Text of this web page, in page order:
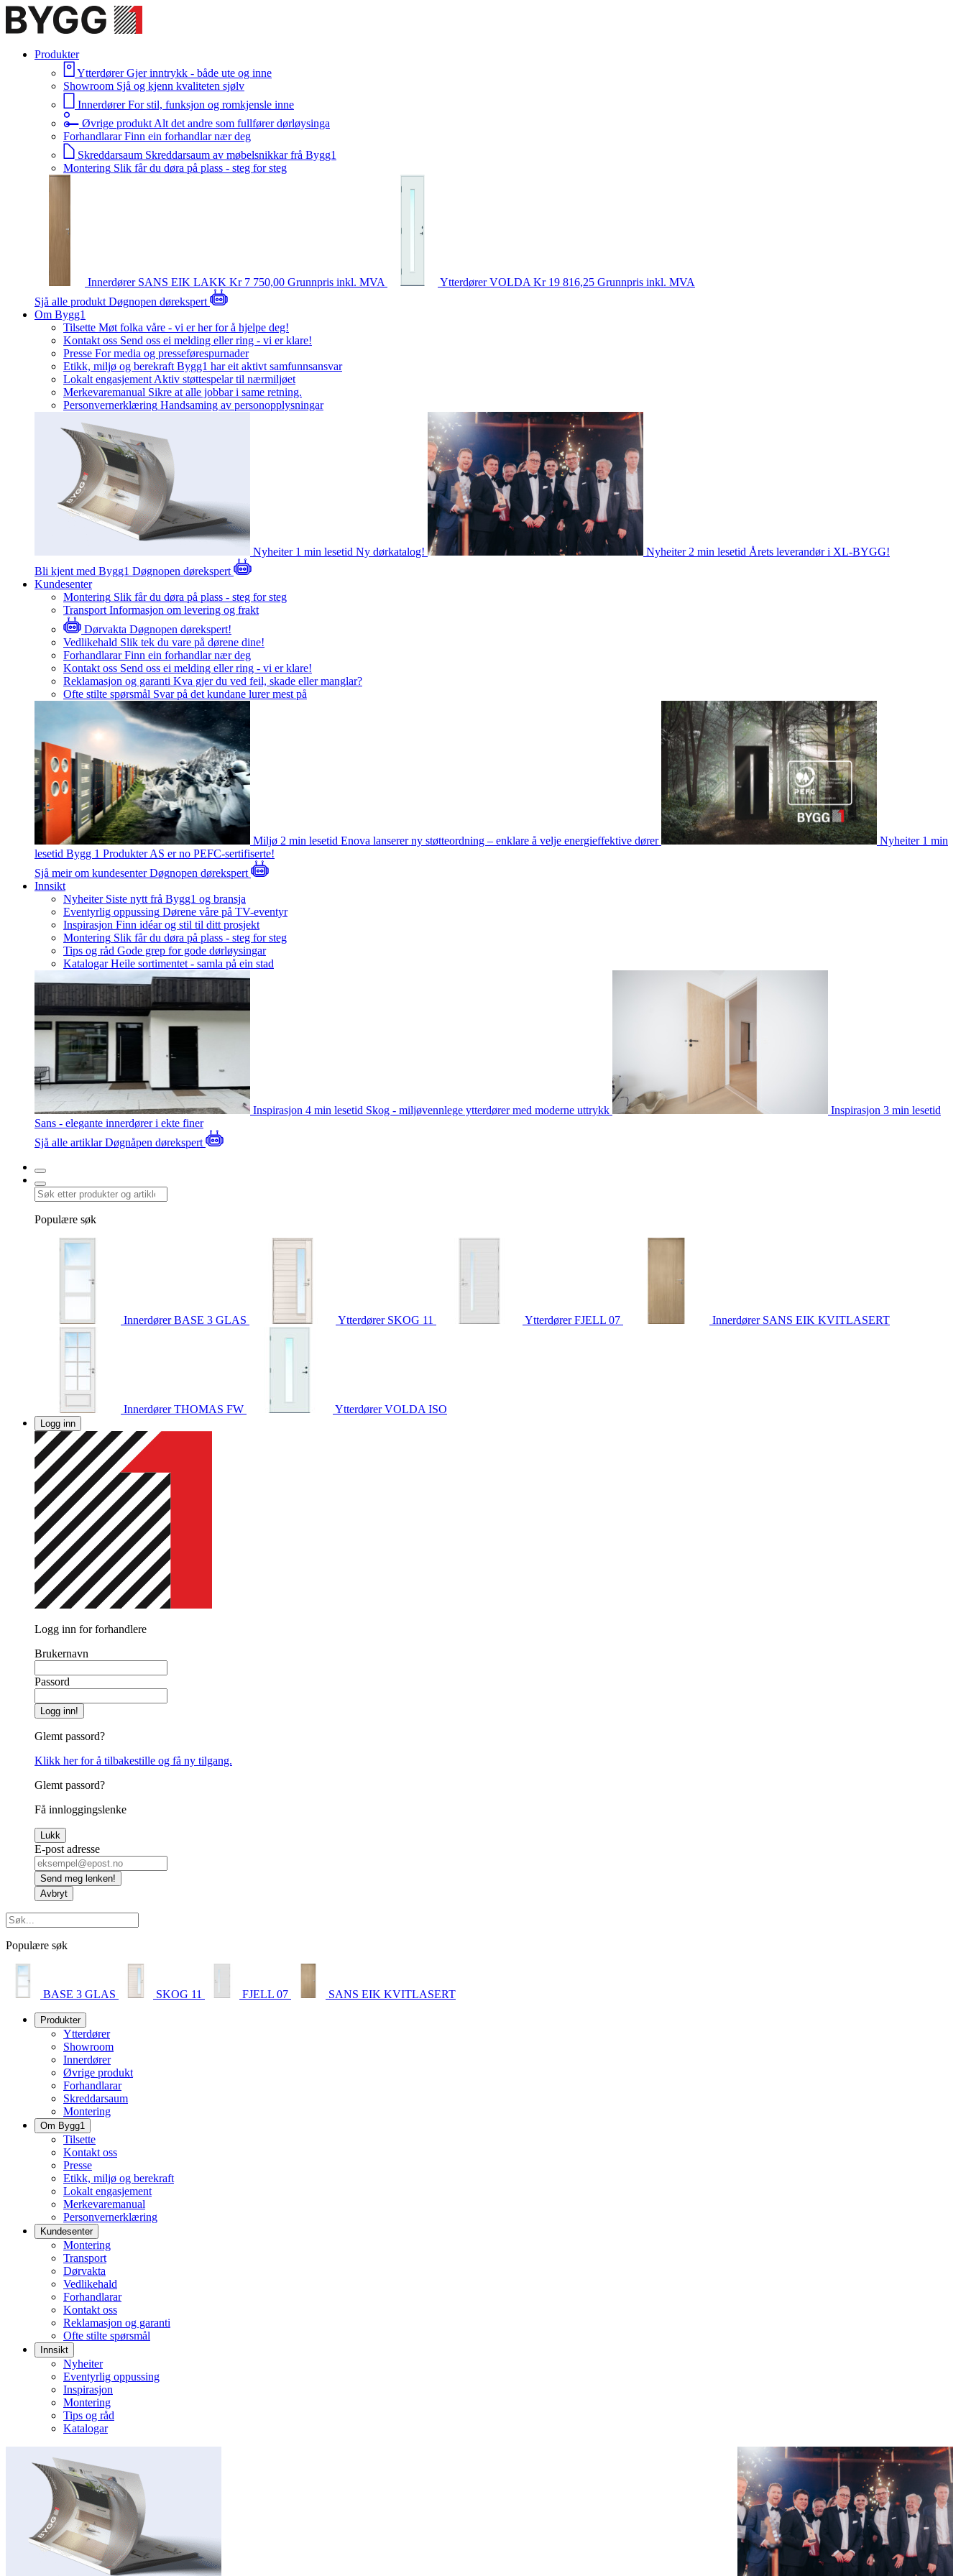
Produkter
Ytterdører Gjer inntrykk - både ute og inne
Showroom Sjå og kjenn kvaliteten sjølv
Innerdører For stil, funksjon og romkjensle inne
Øvrige produkt Alt det andre som fullfører dørløysinga
Forhandlarar Finn ein forhandlar nær deg
Skreddarsaum Skreddarsaum av møbelsnikkar frå Bygg1
Montering Slik får du døra på plass - steg for steg
Innerdører SANS EIK LAKK Kr 7 750,00 Grunnpris inkl. MVA YtterdørerVOLDA Kr 19 816,25 Grunnpris inkl. MVA
Sjå alle produkt Døgnopen dørekspert
Om Bygg1
Tilsette Møt folka våre - vi er her for å hjelpe deg!
Kontakt oss Send oss ei melding eller ring - vi er klare!
Presse For media og presseførespurnader
Etikk, miljø og berekraft Bygg1 har eit aktivt samfunnsansvar
Lokalt engasjement Aktiv støttespelar til nærmiljøet
Merkevaremanual Sikre at alle jobbar i same retning.
Personvernerklæring Handsaming av personopplysningar
Nyheiter 1 min lesetid Ny dørkatalog! Nyheiter 2 min lesetid Årets leverandør i XL-BYGG!
Bli kjent med Bygg1 Døgnopen dørekspert
Kundesenter
Montering Slik får du døra på plass - steg for steg
Transport Informasjon om levering og frakt
Dørvakta Døgnopen dørekspert!
Vedlikehald Slik tek du vare på dørene dine!
Forhandlarar Finn ein forhandlar nær deg
Kontakt oss Send oss ei melding eller ring - vi er klare!
Reklamasjon og garanti Kva gjer du ved feil, skade eller manglar?
Ofte stilte spørsmål Svar på det kundane lurer mest på
Miljø 2 min lesetid Enova lanserer ny støtteordning – enklare å velje energieffektive dører Nyheiter 1 min
lesetid Bygg 1 Produkter AS er no PEFC-sertifiserte!
Sjå meir om kundesenterDøgnopen dørekspert
Innsikt
Nyheiter Siste nytt frå Bygg1 og bransja
Eventyrlig oppussing Dørene våre på TV-eventyr
Inspirasjon Finn idéar og stil til ditt prosjekt
Montering Slik får du døra på plass - steg for steg
Tips og råd Gode grep for gode dørløysingar
Katalogar Heile sortimentet - samla på ein stad
Inspirasjon 4 min lesetid Skog - miljøvennlege ytterdører med moderne uttrykk Inspirasjon 3 min lesetid
Sans - elegante innerdører i ekte finer
Sjå alle artiklarDøgnåpen dørekspert
Populære søk
InnerdørerBASE 3 GLAS Ytterdører SKOG 11 YtterdørerFJELL 07 Innerdører SANS EIK KVITLASERT
InnerdørerTHOMAS FW YtterdørerVOLDA ISO
Logg inn
Logg inn for forhandlere
Brukernavn
Passord
Logg inn!
Glemt passord?
Klikk her for å tilbakestille og få ny tilgang.
Glemt passord?
Få innloggingslenke
Lukk
E-post adresse
Send meg lenken!
Avbryt
Populære søk
BASE 3 GLAS SKOG 11 FJELL 07 SANS EIK KVITLASERT
Produkter
Ytterdører
Showroom
Innerdører
Øvrige produkt
Forhandlarar
Skreddarsaum
Montering
Om Bygg1
Tilsette
Kontakt oss
Presse
Etikk, miljø og berekraft
Lokalt engasjement
Merkevaremanual
Personvernerklæring
Kundesenter
Montering
Transport
Dørvakta
Vedlikehald
Forhandlarar
Kontakt oss
Reklamasjon og garanti
Ofte stilte spørsmål
Innsikt
Nyheiter
Eventyrlig oppussing
Inspirasjon
Montering
Tips og råd
Katalogar